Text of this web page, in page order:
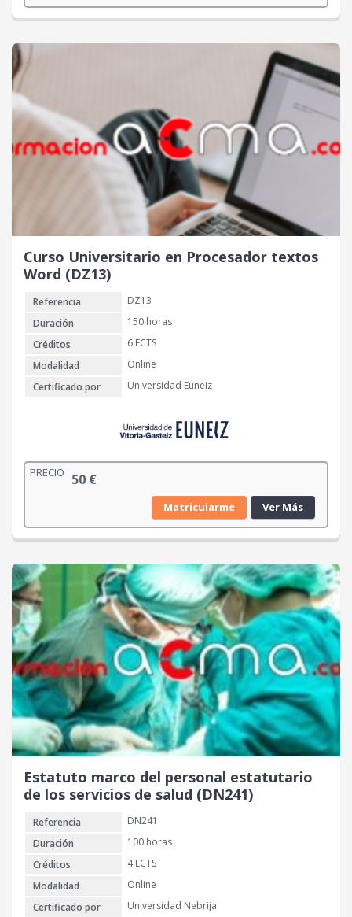
Curso Universitario en Procesador textos
Word (DZ13)
Referencia
DZ13
Duración
150 horas
Créditos
6 ECTS
Modalidad
Online
Certificado por
Universidad Euneiz
PRECIO 50 €
Matricularme Ver Más
Estatuto marco del personal estatutario
de los servicios de salud (DN241)
Referencia
DN241
Duración
100 horas
Créditos
4 ECTS
Modalidad
Online
Certificado por
Universidad Nebrija